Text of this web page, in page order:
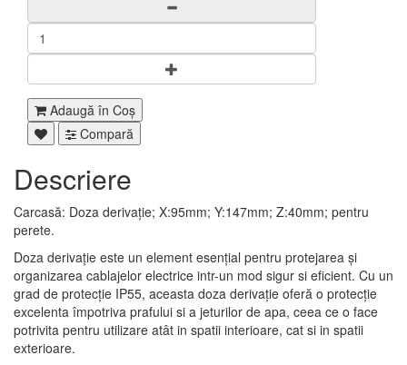
Adaugă în Coş
Compară
Descriere
Carcasă: Doza derivație; X:95mm; Y:147mm; Z:40mm; pentru
perete.
Doza derivație este un element esențial pentru protejarea și
organizarea cablajelor electrice intr-un mod sigur si eficient. Cu un
grad de protecție IP55, aceasta doza derivație oferă o protecție
excelenta împotriva prafului si a jeturilor de apa, ceea ce o face
potrivita pentru utilizare atât in spatii interioare, cat si in spatii
exterioare.